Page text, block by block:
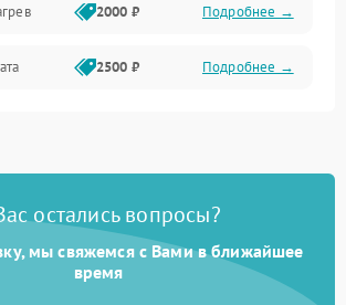
2000 ₽ Подробнее →
2500 ₽ Подробнее →
остались вопросы?
мы свяжемся с Вами в ближайшее
время